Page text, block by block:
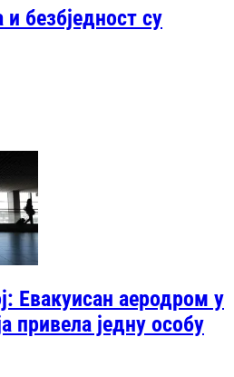
безбједност су
Евакуисан аеродром у
привела једну особу